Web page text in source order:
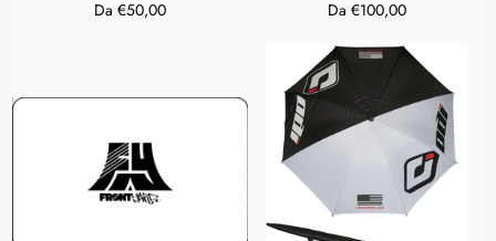
Da €50,00
Da €100,00